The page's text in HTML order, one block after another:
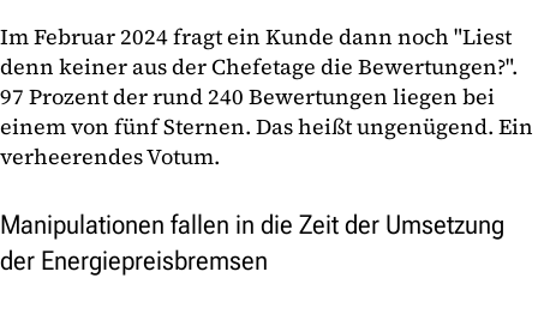
Im Februar 2024 fragt ein Kunde dann noch "Liest
denn keiner aus der Chefetage die Bewertungen?".
97 Prozent der rund 240 Bewertungen liegen bei
einem von fünf Sternen. Das heißt ungenügend. Ein
verheerendes Votum.
Manipulationen fallen in die Zeit der Umsetzung
der Energiepreisbremsen